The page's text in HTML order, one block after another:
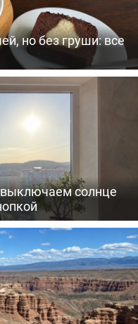
но без груши: все
солнце